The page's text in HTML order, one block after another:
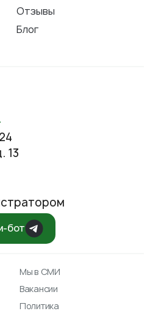
Отзывы
Блог
13
бот
Мы в СМИ
Вакансии
Политика